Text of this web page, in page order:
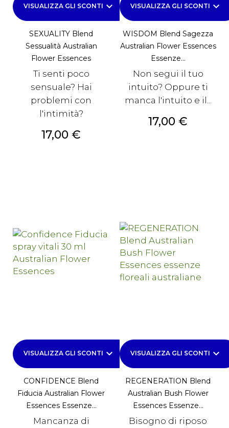
VISUALIZZA GLI SCONTI keyboard_arrow_down
SEXUALITY Blend
Sessualità Australian
Flower Essences
Ti senti poco
sensuale? Hai
problemi con
l'intimità?
Prezzo
17,00 €
VISUALIZZA GLI SCONTI keyboard_arrow_down
WISDOM Blend Sagezza
Australian Flower Essences
Essenze...
Non segui il tuo
intuito? Oppure ti
manca l'intuito e il...
Prezzo
17,00 €
VISUALIZZA GLI SCONTI keyboard_arrow_down
CONFIDENCE Blend
Fiducia Australian Flower
Essences Essenze...
Mancanza di
VISUALIZZA GLI SCONTI keyboard_arrow_down
REGENERATION Blend
Australian Bush Flower
Essences Essenze...
Bisogno di riposo